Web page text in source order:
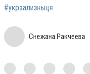
#укрзализныця
Снежана Ракчеева